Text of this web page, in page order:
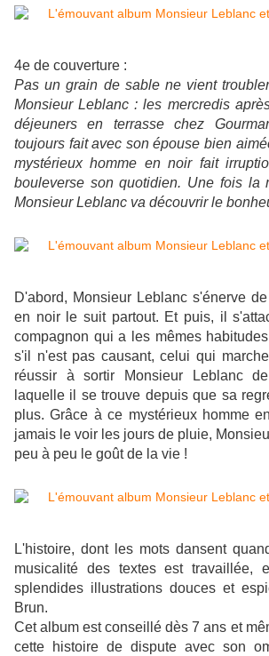
4e de couverture :
Pas un grain de sable ne vient
Monsieur Leblanc : les mercredis
déjeuners en terrasse chez
toujours fait avec son épouse bien
mystérieux homme en noir fait
bouleverse son quotidien. Une fois la
Monsieur Leblanc va découvrir le
D'abord, Monsieur Leblanc s'énerve
en noir le suit partout. Et puis, il
compagnon qui a les mêmes
s'il n'est pas causant, celui qui
réussir à sortir Monsieur Leblanc
laquelle il se trouve depuis que sa
plus. Grâce à ce mystérieux homme
jamais le voir les jours de pluie,
peu à peu le goût de la vie !
L'histoire, dont les mots dansent
musicalité des textes est travaillée,
splendides illustrations douces et
Brun.
Cet album est conseillé dès 7 ans et
cette histoire de dispute avec son